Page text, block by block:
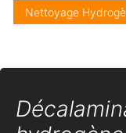
Nettoyage